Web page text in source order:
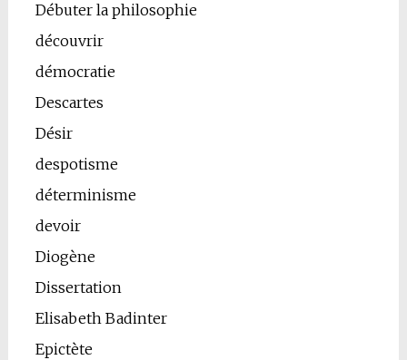
Débuter la philosophie
découvrir
démocratie
Descartes
Désir
despotisme
déterminisme
devoir
Diogène
Dissertation
Elisabeth Badinter
Epictète